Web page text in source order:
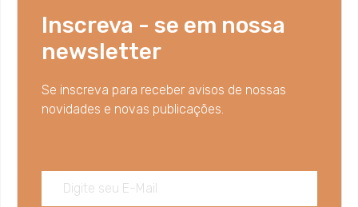
Inscreva - se em nossa
newsletter
Se inscreva para receber avisos de nossas
novidades e novas publicações.